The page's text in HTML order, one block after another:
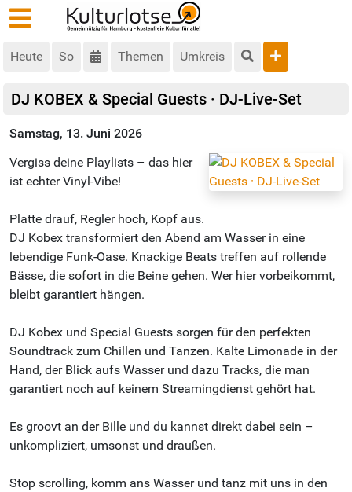
Heute So Themen Umkreis
DJ KOBEX & Special Guests · DJ-Live-Set
Samstag, 13. Juni 2026
Vergiss deine Playlists – das hier
ist echter Vinyl-Vibe!
Platte drauf, Regler hoch, Kopf aus.
DJ Kobex transformiert den Abend am Wasser in eine
lebendige Funk-Oase. Knackige Beats treffen auf rollende
Bässe, die sofort in die Beine gehen. Wer hier vorbeikommt,
bleibt garantiert hängen.
DJ Kobex und Special Guests sorgen für den perfekten
Soundtrack zum Chillen und Tanzen. Kalte Limonade in der
Hand, der Blick aufs Wasser und dazu Tracks, die man
garantiert noch auf keinem Streamingdienst gehört hat.
Es groovt an der Bille und du kannst direkt dabei sein –
unkompliziert, umsonst und draußen.
Stop scrolling, komm ans Wasser und tanz mit uns in den